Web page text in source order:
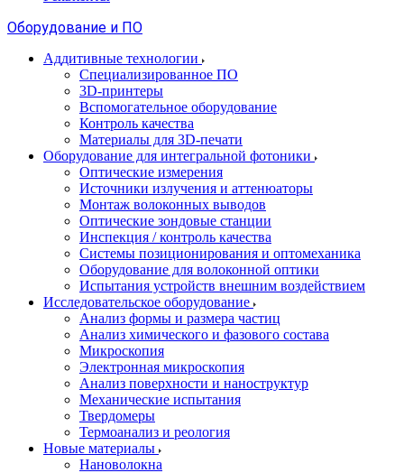
Оборудование и ПО
Аддитивные технологии
Специализированное ПО
3D-принтеры
Вспомогательное оборудование
Контроль качества
Материалы для 3D-печати
Оборудование для интегральной фотоники
Оптические измерения
Источники излучения и аттенюаторы
Монтаж волоконных выводов
Оптические зондовые станции
Инспекция / контроль качества
Системы позиционирования и оптомеханика
Оборудование для волоконной оптики
Испытания устройств внешним воздействием
Исследовательское оборудование
Анализ формы и размера частиц
Анализ химического и фазового состава
Микроскопия
Электронная микроскопия
Анализ поверхности и наноструктур
Механические испытания
Твердомеры
Термоанализ и реология
Новые материалы
Нановолокна